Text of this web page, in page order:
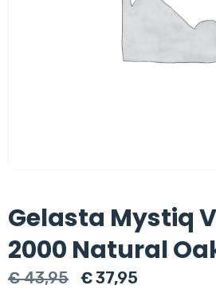
Gelasta Mystiq
2000 Natural
€43,95
Oorspronkelijke
€37,95